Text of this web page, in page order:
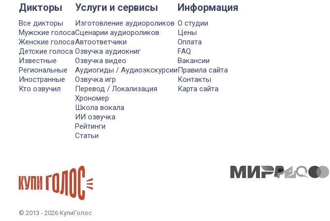
Дикторы
Все дикторы
Мужские голоса
Женские голоса
Детские голоса
Известные
Региональные
Иностранные
Кто озвучил
Услуги и сервисы
Изготовление аудиороликов
Сценарии аудиороликов
Автоответчики
Озвучка аудиокниг
Озвучка видео
Аудиогиды / Аудиоэкскурсии
Озвучка игр
Перевод / Локализация
Хрономер
Школа вокала
ИИ озвучка
Рейтинги
Статьи
Информация
О студии
Цены
Оплата
FAQ
Вакансии
Правила сайта
Контакты
Карта сайта
© 2013 - 2026 КупиГолос